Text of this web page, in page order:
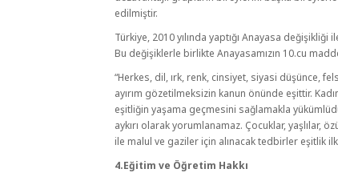
edilmiştir.
Türkiye, 2010 yılında yaptığı Anayasa değişikliği
Bu değişiklerle birlikte Anayasamızın 10.cu
“Herkes, dil, ırk, renk, cinsiyet, siyasi düşünce,
ayırım gözetilmeksizin kanun önünde eşittir.
eşitliğin yaşama geçmesini sağlamakla
aykırı olarak yorumlanamaz. Çocuklar, yaşlılar,
ile malul ve gaziler için alınacak tedbirler eşitlik
4.Eğitim ve Öğretim Hakkı